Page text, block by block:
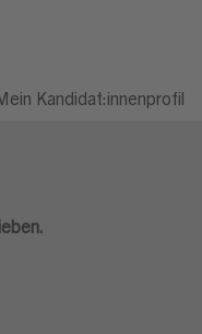
Kandidat:innenprofil